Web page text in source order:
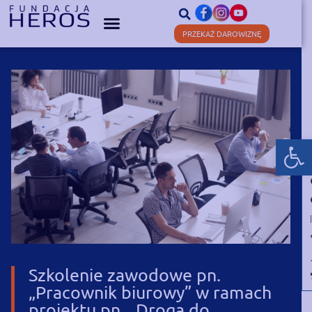
PRZEKAŻ DAROWIZNĘ
Szkolenie zawodowe pn.
„Pracownik biurowy” w ramach